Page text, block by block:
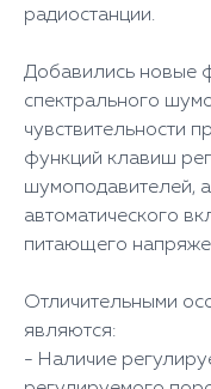
радиостанции.
Добавились новые
спектрального
чувствительности
функций клавиш
шумоподавителей,
автоматического
питающего
Отличительными
являются:
- Наличие